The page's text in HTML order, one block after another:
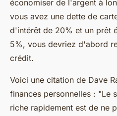
économiser de l'argent à
vous avez une dette de
d'intérêt de 20% et un prêt
5%, vous devriez d'abord
crédit.
Voici une citation de Dave
finances personnelles : "Le
riche rapidement est de ne